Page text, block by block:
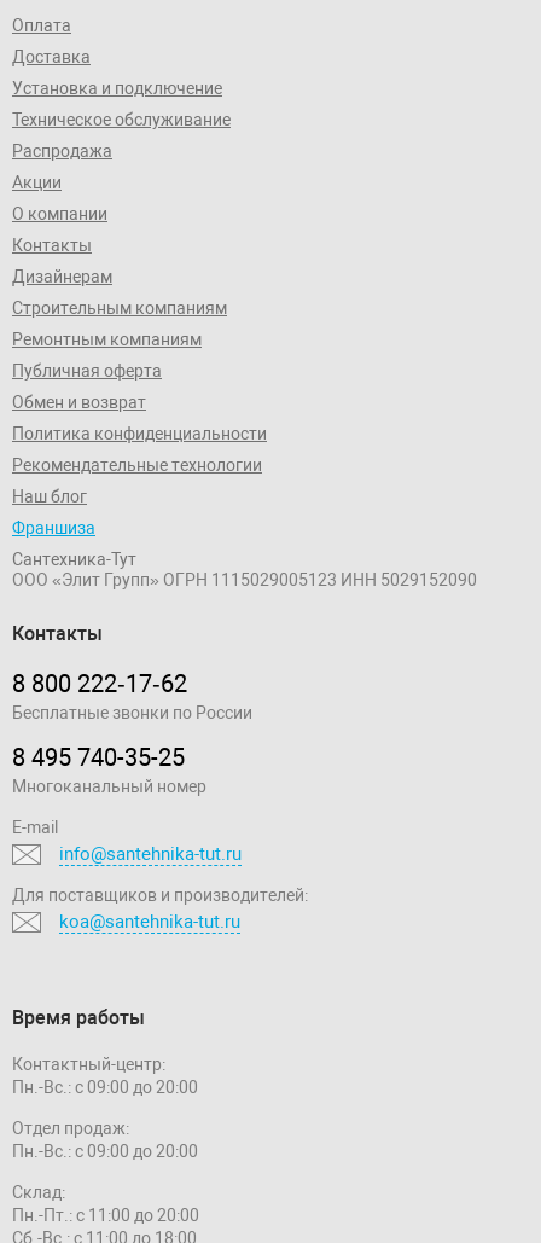
Оплата
Доставка
Установка и подключение
Техническое обслуживание
Распродажа
Акции
О компании
Контакты
Дизайнерам
Строительным компаниям
Ремонтным компаниям
Публичная оферта
Обмен и возврат
Политика конфиденциальности
Рекомендательные технологии
Наш блог
Франшиза
Сантехника-Тут
ООО «Элит Групп» ОГРН 1115029005123 ИНН 5029152090
Контакты
8 800 222‑17‑62
Бесплатные звонки по России
8 495 740-35-25
Многоканальный номер
E-mail
info@santehnika-tut.ru
Для поставщиков и производителей:
koa@santehnika-tut.ru
Время работы
Контактный-центр:
Пн.-Вс.: с 09:00 до 20:00
Отдел продаж:
Пн.-Вс.: с 09:00 до 20:00
Склад:
Пн.-Пт.: с 11:00 до 20:00
Сб.-Вс.: с 11:00 до 18:00